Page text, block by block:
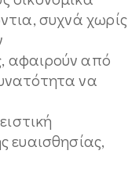
συχνά χωρίς
αφαιρούν από
να
ευαισθησίας,